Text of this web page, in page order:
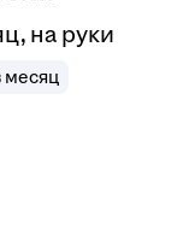
на руки
месяц